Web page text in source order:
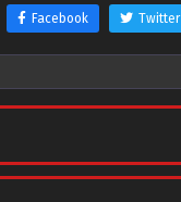
Facebook Twitter